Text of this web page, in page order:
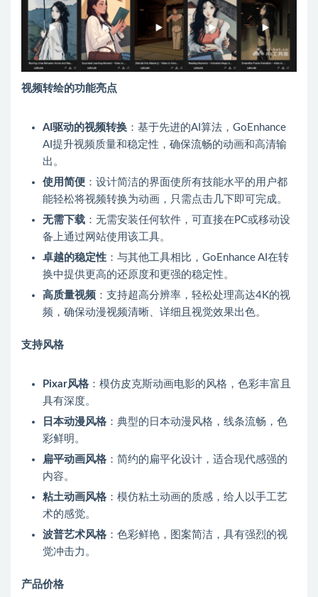
视频转绘的功能亮点
AI驱动的视频转换 ：基于先进的AI算法，GoEnhance
AI提升视频质量和稳定性，确保流畅的动画和高清输
出。
使用简便 ：设计简洁的界面使所有技能水平的用户都
能轻松将视频转换为动画，只需点击几下即可完成。
无需下载 ：无需安装任何软件，可直接在PC或移动设
备上通过网站使用该工具。
卓越的稳定性 ：与其他工具相比，GoEnhance AI在转
换中提供更高的还原度和更强的稳定性。
高质量视频 ：支持超高分辨率，轻松处理高达4K的视
频，确保动漫视频清晰、详细且视觉效果出色。
支持风格
Pixar风格 ：模仿皮克斯动画电影的风格，色彩丰富且
具有深度。
日本动漫风格 ：典型的日本动漫风格，线条流畅，色
彩鲜明。
扁平动画风格 ：简约的扁平化设计，适合现代感强的
内容。
粘土动画风格 ：模仿粘土动画的质感，给人以手工艺
术的感觉。
波普艺术风格 ：色彩鲜艳，图案简洁，具有强烈的视
觉冲击力。
产品价格